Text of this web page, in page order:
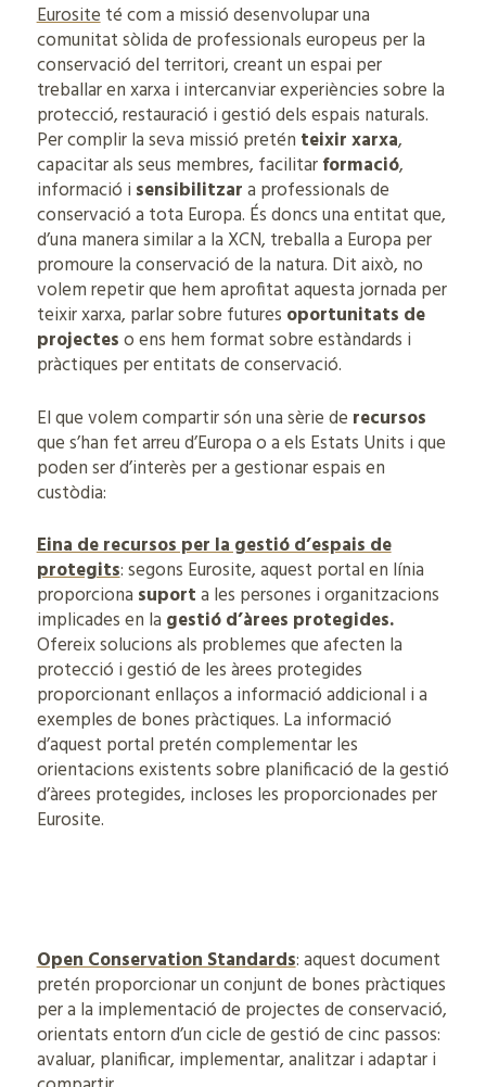
Eurositeté com a missió desenvolupar una
comunitat sòlida de professionals europeus per la
conservació del territori, creant un espai per
treballar en xarxa i intercanviar experiències sobre la
protecció, restauració i gestió dels espais naturals.
Per complir la seva missió pretén teixir xarxa,
capacitar als seus membres, facilitarformació,
informació i sensibilitzara professionals de
conservació a tota Europa. És doncs una entitat que,
d’una manera similar a la XCN, treballa a Europa per
promoure la conservació de la natura. Dit això, no
volem repetir que hem aprofitat aquesta jornada per
teixir xarxa, parlar sobre futures oportunitats de
projecteso ens hem format sobre estàndards i
pràctiques per entitats de conservació.
El que volem compartir són una sèrie de recursos
que s’han fet arreu d’Europa o a els Estats Units i que
poden ser d’interès per a gestionar espais en
custòdia:
Eina de recursos per la gestió d’espais de
protegits: segons Eurosite, aquest portal en línia
proporciona suporta les persones i organitzacions
implicades en la gestió d’àrees protegides.
Ofereix solucions als problemes que afecten la
protecció i gestió de les àrees protegides
proporcionant enllaços a informació addicional i a
exemples de bones pràctiques. La informació
d’aquest portal pretén complementar les
orientacions existents sobre planificació de la gestió
d’àrees protegides, incloses les proporcionades per
Eurosite.
Open Conservation Standards: aquest document
pretén proporcionar un conjunt de bones pràctiques
per a la implementació de projectes de conservació,
orientats entorn d’un cicle de gestió de cinc passos:
avaluar, planificar, implementar, analitzar i adaptar i